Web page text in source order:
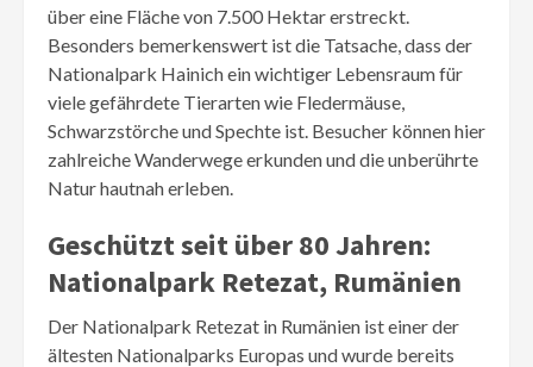
über eine Fläche von 7.500 Hektar erstreckt.
Besonders bemerkenswert ist die Tatsache, dass der
Nationalpark Hainich ein wichtiger Lebensraum für
viele gefährdete Tierarten wie Fledermäuse,
Schwarzstörche und Spechte ist. Besucher können hier
zahlreiche Wanderwege erkunden und die unberührte
Natur hautnah erleben.
Geschützt seit über 80 Jahren:
Nationalpark Retezat, Rumänien
Der Nationalpark Retezat in Rumänien ist einer der
ältesten Nationalparks Europas und wurde bereits